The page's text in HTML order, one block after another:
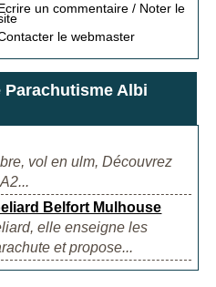
un commentaire / Noter le
le webmaster
Albi
vol en ulm, Découvrez
Belfort Mulhouse
elle enseigne les
et propose...